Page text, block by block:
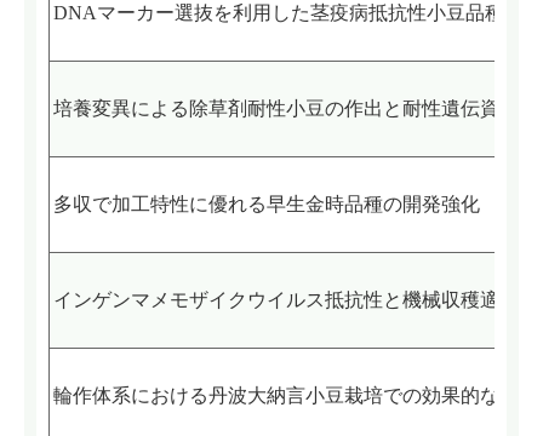
DNAマーカー選抜を利用した茎疫病抵抗性小豆品種の
培養変異による除草剤耐性小豆の作出と耐性遺伝資源の
多収で加工特性に優れる早生金時品種の開発強化
インゲンマメモザイクウイルス抵抗性と機械収穫適性
輪作体系における丹波大納言小豆栽培での効果的な排